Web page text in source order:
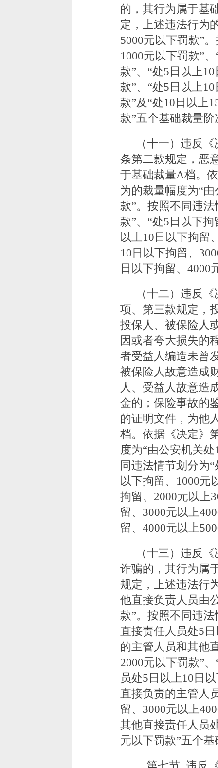
的，其行为属于基
定，上述违法行为
5000元以下罚款”
1000元以下罚款”
款”、“处5日以上
款”、“处5日以上
款”及“处10日以上
款”五个基础裁量阶
（十一）违反
条第二款规定，恶
于基础裁量A档。
为的裁量幅度为“
款”。按照不同违
款”、“处5日以下
以上10日以下拘留
10日以下拘留、
日以下拘留、4000
（十二）违反
项、第三款规定，
投保人、被保险人
因或者夸大损失的
者受益人编造未曾
被保险人故意造成
人、受益人故意造
金的；保险事故的
的证明文件，为他
档。依据《决定》
度为“由公安机关
同违法情节划分为
以下拘留、1000元
拘留、2000元以上
留、3000元以上
留、4000元以上
（十三）违反
诈骗的，其行为属
规定，上述违法行
他直接负责人员由
款”。按照不同违
直接责任人员处5
的主管人员和其他
2000元以下罚款”
员处5日以上10日
直接负责的主管人
留、3000元以上
其他直接责任人员
元以下罚款”五个